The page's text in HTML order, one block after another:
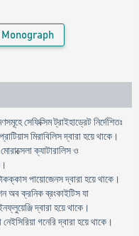
সেফিক্সিম ট্রাইহাড্রেট নির্দেশিতঃ
মিরাবিলিস দ্বারা হয়ে থাকে।
ক্যাটারালিস ও
পায়োজেনস দ্বারা হয়ে থাকে।
অব ক্রনিক ব্রংকাইটিস যা
দ্বারা হয়ে থাকে।
গনেরি দ্বারা হয়ে থাকে।